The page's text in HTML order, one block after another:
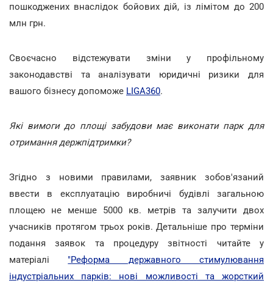
пошкоджених внаслідок бойових дій, із лімітом до 200
млн грн.
Своєчасно відстежувати зміни у профільному
законодавстві та аналізувати юридичні ризики для
вашого бізнесу допоможе LIGA360.
Які вимоги до площі забудови має виконати парк для
отримання держпідтримки?
Згідно з новими правилами, заявник зобов'язаний
ввести в експлуатацію виробничі будівлі загальною
площею не менше 5000 кв. метрів та залучити двох
учасників протягом трьох років. Детальніше про терміни
подання заявок та процедуру звітності читайте у
матеріалі "Реформа державного стимулювання
індустріальних парків: нові можливості та жорсткий